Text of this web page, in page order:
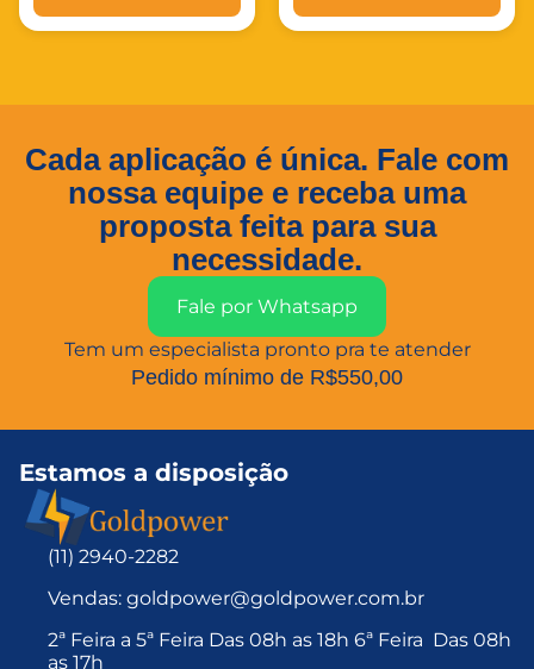
Cada aplicação é única. Fale com
nossa equipe e receba uma
proposta feita para sua
necessidade.
Fale por Whatsapp
Tem um especialista pronto pra te atender
Pedido mínimo de R$550,00
Estamos a disposição
(11) 2940-2282
Vendas: goldpower@goldpower.com.br
2ª Feira a 5ª Feira Das 08h as 18h 6ª Feira Das 08h
as 17h